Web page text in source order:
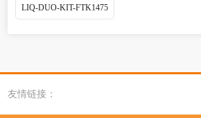
LIQ-DUO-KIT-FTK1475
友情链接：